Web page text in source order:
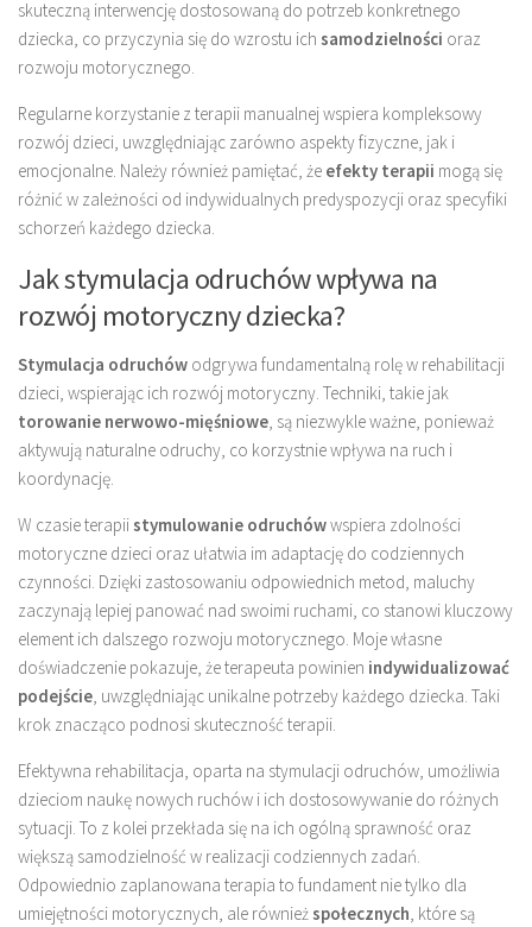
skuteczną interwencję dostosowaną do potrzeb konkretnego
dziecka, co przyczynia się do wzrostu ich samodzielności oraz
rozwoju motorycznego.
Regularne korzystanie z terapii manualnej wspiera kompleksowy
rozwój dzieci, uwzględniając zarówno aspekty fizyczne, jak i
emocjonalne. Należy również pamiętać, że efekty terapii mogą się
różnić w zależności od indywidualnych predyspozycji oraz specyfiki
schorzeń każdego dziecka.
Jak stymulacja odruchów wpływa na
rozwój motoryczny dziecka?
Stymulacja odruchów odgrywa fundamentalną rolę w rehabilitacji
dzieci, wspierając ich rozwój motoryczny. Techniki, takie jak
torowanie nerwowo-mięśniowe, są niezwykle ważne, ponieważ
aktywują naturalne odruchy, co korzystnie wpływa na ruch i
koordynację.
W czasie terapiistymulowanie odruchówwspiera zdolności
motoryczne dzieci oraz ułatwia im adaptację do codziennych
czynności. Dzięki zastosowaniu odpowiednich metod, maluchy
zaczynają lepiej panować nad swoimi ruchami, co stanowi kluczowy
element ich dalszego rozwoju motorycznego. Moje własne
doświadczenie pokazuje, że terapeuta powinien indywidualizować
podejście, uwzględniając unikalne potrzeby każdego dziecka. Taki
krok znacząco podnosi skuteczność terapii.
Efektywna rehabilitacja, oparta na stymulacji odruchów, umożliwia
dzieciom naukę nowych ruchów i ich dostosowywanie do różnych
sytuacji. To z kolei przekłada się na ich ogólną sprawność oraz
większą samodzielność w realizacji codziennych zadań.
Odpowiednio zaplanowana terapia to fundament nie tylko dla
umiejętności motorycznych, ale równieżspołecznych, które są